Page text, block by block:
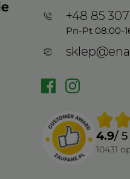
+48 85
Pn-Pt 08:00-
4.9/ 5
10431